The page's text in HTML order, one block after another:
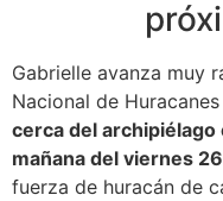
Gabrielle avanza muy
Nacional de
cerca del
mañana del viernes
fuerza de huracán de